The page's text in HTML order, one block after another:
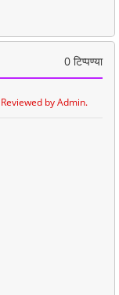
0 टिप्पण्या
by Admin.